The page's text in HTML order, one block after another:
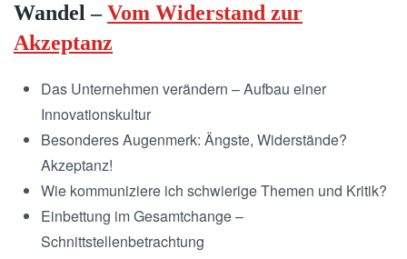
Wandel –Vom Widerstand zur
Akzeptanz
Das Unternehmen verändern – Aufbau einer
Innovationskultur
Besonderes Augenmerk: Ängste, Widerstände?
Akzeptanz!
Wie kommuniziere ich schwierige Themen und Kritik?
Einbettung im Gesamtchange –
Schnittstellenbetrachtung